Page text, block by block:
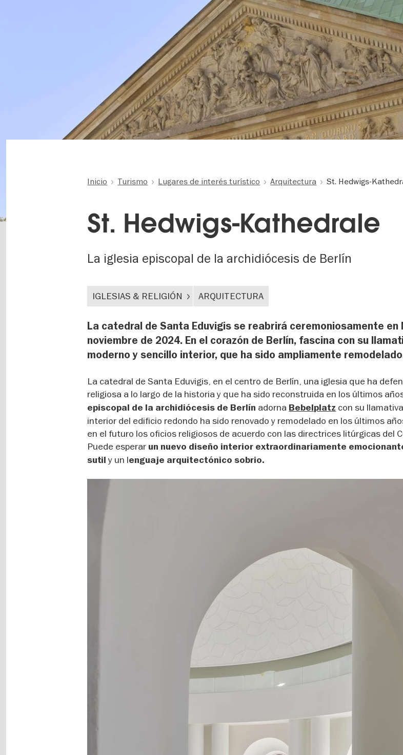
Inicio Turismo Lugares de interés turístico Arquitectura St. Hedwigs-
St. Hedwigs-Kathedrale
La iglesia episcopal de la archidiócesis de Berlín
IGLESIAS & RELIGIÓN ARQUITECTURA
La catedral de Santa Eduvigis se reabrirá ceremoniosamente en
noviembre de 2024. En el corazón de Berlín, fascina con su
moderno y sencillo interior, que ha sido ampliamente
La catedral de Santa Eduvigis, en el centro de Berlín, una iglesia que ha
religiosa a lo largo de la historia y que ha sido reconstruida en los últimos
episcopal de la archidiócesis de Berlín adorna Bebelplatz con su
interior del edificio redondo ha sido renovado y remodelado en los últimos
en el futuro los oficios religiosos de acuerdo con las directrices litúrgicas del
Puede esperar un nuevo diseño interior extraordinariamente
sutily un lenguaje arquitectónico sobrio.